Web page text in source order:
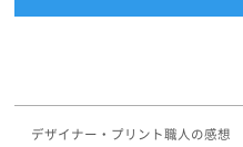
デザイナー・プリント職人の感想